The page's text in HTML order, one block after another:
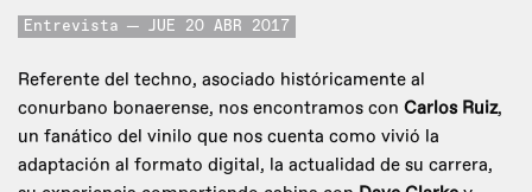
Entrevista JUE 20 ABR 2017
Referente del techno, asociado históricamente al
conurbano bonaerense, nos encontramos con Carlos Ruiz,
un fanático del vinilo que nos cuenta como vivió la
adaptación al formato digital, la actualidad de su carrera,